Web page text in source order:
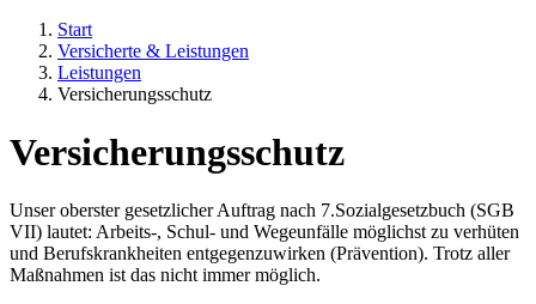
Start
Versicherte & Leistungen
Leistungen
Versicherungsschutz
Versicherungsschutz
Unser oberster gesetzlicher Auftrag nach 7.Sozialgesetzbuch (SGB
VII) lautet: Arbeits-, Schul- und Wegeunfälle möglichst zu verhüten
und Berufskrankheiten entgegenzuwirken (Prävention). Trotz aller
Maßnahmen ist das nicht immer möglich.